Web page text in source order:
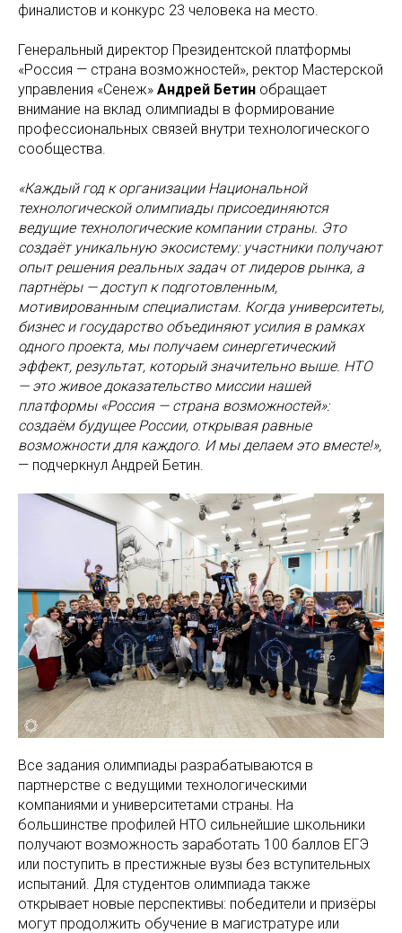
финалистов и конкурс 23 человека на место.
Генеральный директор Президентской платформы
«Россия — страна возможностей», ректор Мастерской
управления «Сенеж» Андрей Бетин обращает
внимание на вклад олимпиады в формирование
профессиональных связей внутри технологического
сообщества.
«‎‎Каждый год к организации Национальной
технологической олимпиады присоединяются
ведущие технологические компании страны. Это
создаёт уникальную экосистему: участники получают
опыт решения реальных задач от лидеров рынка, а
партнёры — доступ к подготовленным,
мотивированным специалистам. Когда университеты,
бизнес и государство объединяют усилия в рамках
одного проекта, мы получаем синергетический
эффект, результат, который значительно выше. НТО
— это живое доказательство миссии нашей
платформы «Россия — страна возможностей»:
создаём будущее России, открывая равные
возможности для каждого. И мы делаем это вместе!»,
— подчеркнул Андрей Бетин.
Все задания олимпиады разрабатываются в
партнерстве с ведущими технологическими
компаниями и университетами страны. На
большинстве профилей НТО сильнейшие школьники
получают возможность заработать 100 баллов ЕГЭ
или поступить в престижные вузы без вступительных
испытаний. Для студентов олимпиада также
открывает новые перспективы: победители и призёры
могут продолжить обучение в магистратуре или